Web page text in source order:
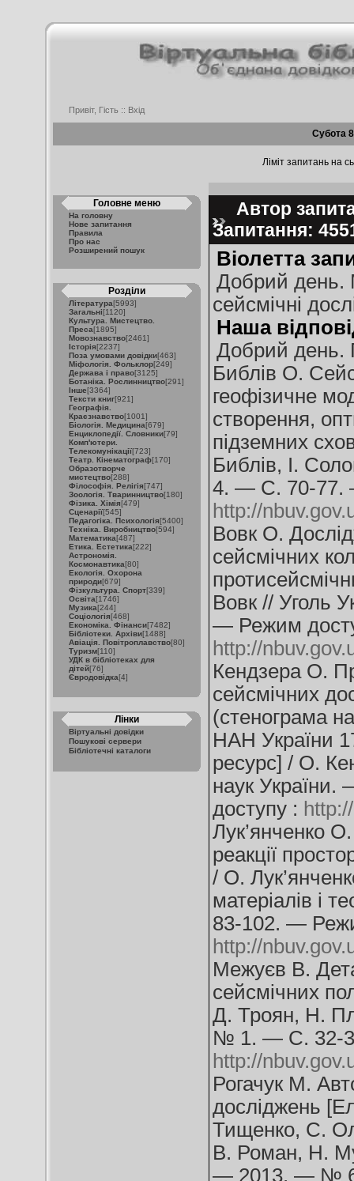
Привіт, Гість :: Вхід
Субота
Ліміт запитань на
Головне меню
На головну
Нове запитання
Правила
Про нас
Розширений пошук
Розділи
Література[5993]
Загальні[1120]
Культура. Мистецтво.
Преса[1895]
Мовознавство[2461]
Історія[2237]
Поза умовами довідки[463]
Міфологія. Фольклор[249]
Держава і право[3125]
Ботаніка. Рослинництво[291]
Інше[3364]
Тексти книг[921]
Географія.
Краєзнавство[1001]
Біологія. Медицина[679]
Енциклопедії. Словники[79]
Комп'ютери.
Телекомунікації[723]
Театр. Кінематограф[170]
Образотворче
мистецтво[288]
Філософія. Релігія[747]
Зоологія. Тваринництво[180]
Фізика. Хімія[479]
Сценарії[545]
Педагогіка. Психологія[5400]
Техніка. Виробництво[594]
Математика[487]
Етика. Естетика[222]
Астрономія.
Космонавтика[80]
Екологія. Охорона
природи[679]
Фізкультура. Спорт[339]
Освіта[1746]
Музика[244]
Соціологія[468]
Економіка. Фінанси[7482]
Бібліотеки. Архіви[1488]
Авіація. Повітроплавство[80]
Туризм[110]
УДК в бібліотеках для
дітей[76]
Євродовідка[4]
Лінки
Віртуальні довідки
Пошукові сервери
Бібліотечні каталоги
Автор
Запитання:
Віолетта
Добрий день.
сейсмічні
Наша
Добрий день.
Библів О.
геофізичне
створення,
підземних
Библів, І.
4. — С. 70-77.
http://
Вовк О.
сейсмічних
Вовк // Уголь
— Режим
http://
Кендзера О.
сейсмічних
(стенограма
НАН України
ресурс] / О.
наук
доступу :
Лук’янченко
реакції
/ О.
матеріалів і
83-102. —
http://
Межуєв В.
сейсмічних
Д. Троян, Н.
№ 1. — С. 32-
http://
Рогачук М.
досліджень
Тищенко, С.
В. Роман, Н.
— 2013. — №